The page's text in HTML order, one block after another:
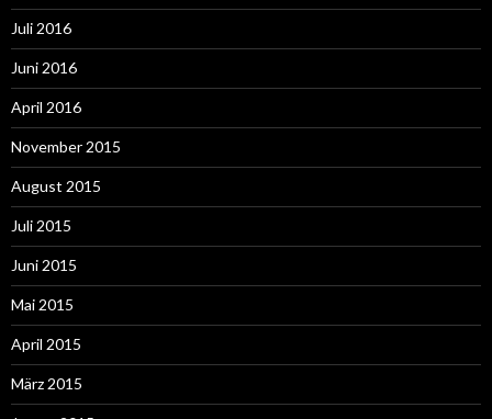
Juli 2016
Juni 2016
April 2016
November 2015
August 2015
Juli 2015
Juni 2015
Mai 2015
April 2015
März 2015